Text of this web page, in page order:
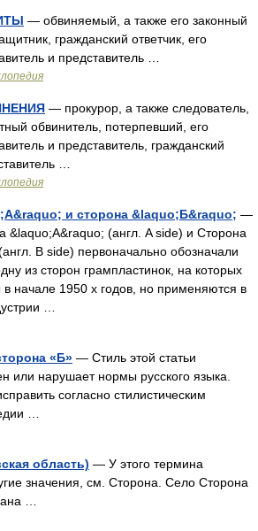
— обвиняемый, а также его законный
гражданский ответчик, его
и представитель …
— прокурор, а также следователь,
обвинитель, потерпевший, его
и представитель, гражданский
…
и сторона &laquo;Б&raquo; —
&laquo;А&raquo; (англ. A side) и Сторона
B side) первоначально обозначали
из сторон грампластинок, на которых
в начале 1950 х годов, но применяются в
…
«Б» — Стиль этой статьи
или нарушает нормы русского языка.
согласно стилистическим
…
область) — У этого термина
значения, см. Сторона. Село Сторона
…